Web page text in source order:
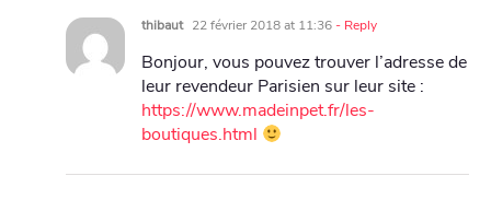
thibaut 22 février 2018 at 11:36- Reply
Bonjour, vous pouvez trouver l’adresse de
leur revendeur Parisien sur leur site :
https://www.madeinpet.fr/les-
boutiques.html